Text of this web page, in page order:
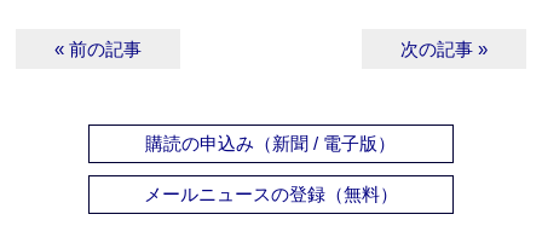
« 前の記事 次の記事 »
購読の申込み（新聞 / 電子版）
メールニュースの登録（無料）